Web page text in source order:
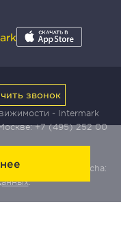
- Intermark
+7 (495) 252 00
Yandex SmartCaptcha:
.
звонок